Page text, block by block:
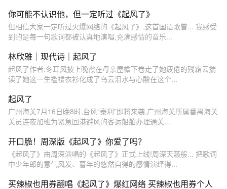
你可能不认识他，但一定听过《起风了》
但相信大家一定听过火爆网络的《起风了》,这首国语歌曾... 我感受
到的是每一句歌词都被认真地演唱,充满感情的音乐...
林欣雅｜现代诗｜起风了
起风了作者:冬耳风披上晚霞在母亲屋檐下卷走了她疲倦的残霜云揣
读了她这一生褴褛衣衫化成了乌云泪水与心酸在这个...
起风了
广州海关7月16日晚8时,台风“泰利”即将来袭,广州海关所属番禺海关
关员连夜加班为紧急回港避风的客运船舶办理通关...
开口脆！周深版《起风了》你爱了吗？
《起风了》由周深演唱的《起风了》正式上线!周深天籁般... 把歌词
中少年郎的意气风发、暮年的悠然自得的感情演绎得...
买辣椒也用券翻唱《起风了》爆红网络 买辣椒也用券个人